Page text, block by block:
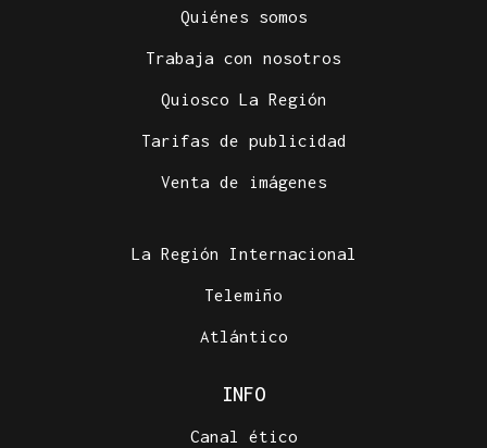
Quiénes somos
Trabaja con nosotros
Quiosco La Región
Tarifas de publicidad
Venta de imágenes
La Región Internacional
Telemiño
Atlántico
INFO
Canal ético